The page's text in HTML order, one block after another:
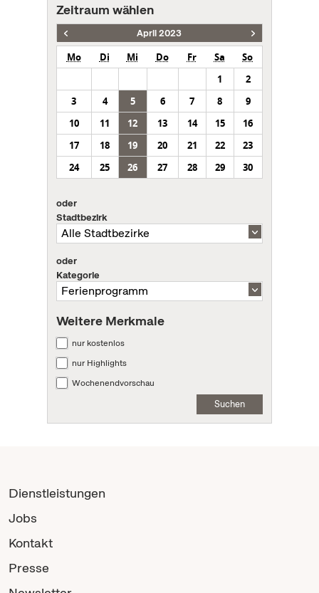
Zeitraum wählen
April 2023
Mo Di Mi Do Fr Sa
So
1
2
3
4 5 6 7 8
9
10
11 12 13 14 15
16
17
18 19 20 21 22
23
24
25 26 27 28 29 30
oder
Stadtbezirk
oder
Kategorie
Weitere Merkmale
nur kostenlos
nur Highlights
Wochenendvorschau
Suchen
Dienstleistungen
Jobs
Kontakt
Presse